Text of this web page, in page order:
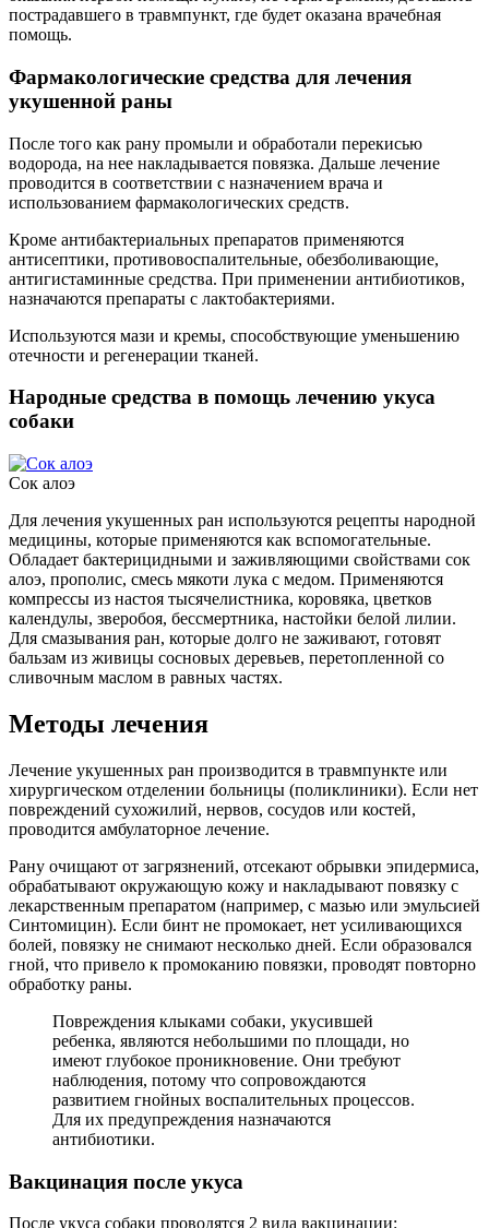
пострадавшего в травмпункт, где будет оказана врачебная
помощь.
Фармакологические средства для лечения
укушенной раны
После того как рану промыли и обработали перекисью
водорода, на нее накладывается повязка. Дальше лечение
проводится в соответствии с назначением врача и
использованием фармакологических средств.
Кроме антибактериальных препаратов применяются
антисептики, противовоспалительные, обезболивающие,
антигистаминные средства. При применении антибиотиков,
назначаются препараты с лактобактериями.
Используются мази и кремы, способствующие уменьшению
отечности и регенерации тканей.
Народные средства в помощь лечению укуса
собаки
Сок алоэ
Для лечения укушенных ран используются рецепты народной
медицины, которые применяются как вспомогательные.
Обладает бактерицидными и заживляющими свойствами сок
алоэ, прополис, смесь мякоти лука с медом. Применяются
компрессы из настоя тысячелистника, коровяка, цветков
календулы, зверобоя, бессмертника, настойки белой лилии.
Для смазывания ран, которые долго не заживают, готовят
бальзам из живицы сосновых деревьев, перетопленной со
сливочным маслом в равных частях.
Методы лечения
Лечение укушенных ран производится в травмпункте или
хирургическом отделении больницы (поликлиники). Если нет
повреждений сухожилий, нервов, сосудов или костей,
проводится амбулаторное лечение.
Рану очищают от загрязнений, отсекают обрывки эпидермиса,
обрабатывают окружающую кожу и накладывают повязку с
лекарственным препаратом (например, с мазью или эмульсией
Синтомицин). Если бинт не промокает, нет усиливающихся
болей, повязку не снимают несколько дней. Если образовался
гной, что привело к промоканию повязки, проводят повторно
обработку раны.
Повреждения клыками собаки, укусившей
ребенка, являются небольшими по площади, но
имеют глубокое проникновение. Они требуют
наблюдения, потому что сопровождаются
развитием гнойных воспалительных процессов.
Для их предупреждения назначаются
антибиотики.
Вакцинация после укуса
После укуса собаки проводятся 2 вида вакцинации: